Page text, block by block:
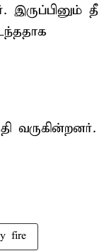
தீ
வருகின்றனர்.
fire